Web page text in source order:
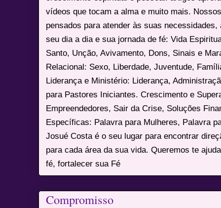
vídeos que tocam a alma e muito mais.
pensados para atender às suas
seu dia a dia e sua jornada de fé: Vida
Santo, Unção, Avivamento, Dons, Sinais e
Relacional: Sexo, Liberdade, Juventude,
Liderança e Ministério: Liderança,
para Pastores Iniciantes. Crescimento e
Empreendedores, Sair da Crise, Soluções
Específicas: Palavra para Mulheres, Palavra
Josué Costa é o seu lugar para encontrar
para cada área da sua vida. Queremos te
fé, fortalecer sua Fé
Compromisso